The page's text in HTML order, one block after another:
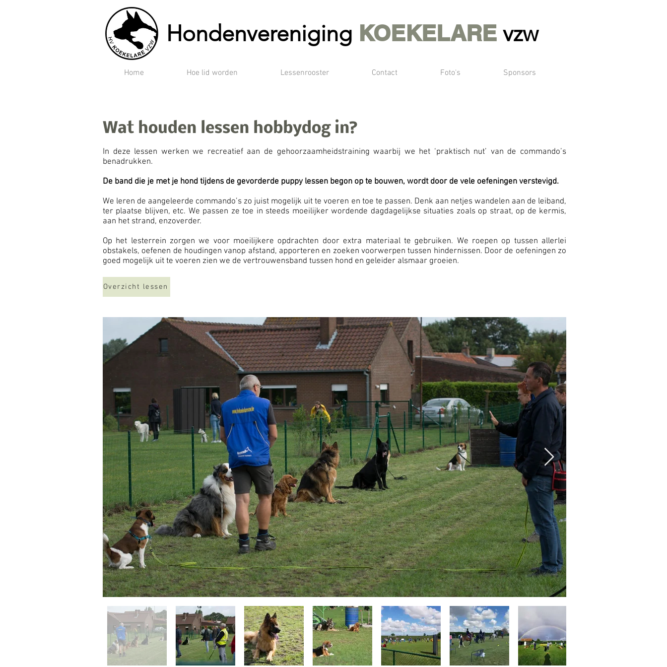
Hondenvereniging KOEKELARE vzw
Home Hoe lid worden Lessenrooster Contact Foto's Sponsors
Wat houden lessen hobbydog in?
In deze lessen werken we recreatief aan de gehoorzaamheidstraining waarbij we het ‘praktisch nut’ van de commando’s
benadrukken.
De band die je met je hond tijdens de gevorderde puppy lessen begon op te bouwen, wordt door de vele oefeningen verstevigd.
We leren de aangeleerde commando’s zo juist mogelijk uit te voeren en toe te passen. Denk aan netjes wandelen aan de leiband,
ter plaatse blijven, etc. We passen ze toe in steeds moeilijker wordende dagdagelijkse situaties zoals op straat, op de kermis,
aan het strand, enzoverder.
Op het lesterrein zorgen we voor moeilijkere opdrachten door extra materiaal te gebruiken. We roepen op tussen allerlei
obstakels, oefenen de houdingen vanop afstand, apporteren en zoeken voorwerpen tussen hindernissen. Door de oefeningen zo
goed mogelijk uit te voeren zien we de vertrouwensband tussen hond en geleider alsmaar groeien.
Overzicht lessen